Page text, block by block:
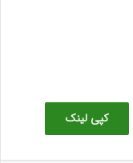
کپی لینک